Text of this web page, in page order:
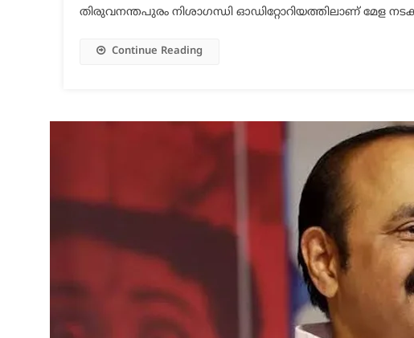
തിരുവനന്തപുരം നിശാഗന്ധി ഓഡിറ്റോറിയത്തിലാണ് മേള
Continue Reading